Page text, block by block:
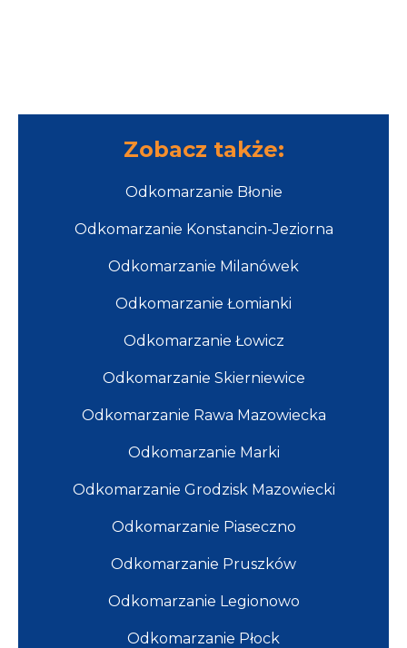
Zobacz także:
Odkomarzanie Błonie
Odkomarzanie Konstancin-Jeziorna
Odkomarzanie Milanówek
Odkomarzanie Łomianki
Odkomarzanie Łowicz
Odkomarzanie Skierniewice
Odkomarzanie Rawa Mazowiecka
Odkomarzanie Marki
Odkomarzanie Grodzisk Mazowiecki
Odkomarzanie Piaseczno
Odkomarzanie Pruszków
Odkomarzanie Legionowo
Odkomarzanie Płock